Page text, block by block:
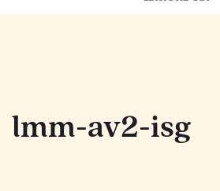
lmm-av2-isg